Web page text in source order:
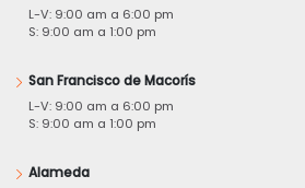
L-V: 9:00 am a 6:00 pm
S: 9:00 am a 1:00 pm
San Francisco de Macorís
L-V: 9:00 am a 6:00 pm
S: 9:00 am a 1:00 pm
Alameda